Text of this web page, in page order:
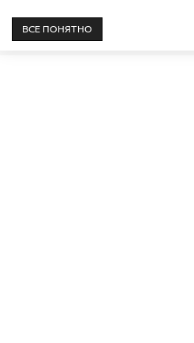
ВСЕ ПОНЯТНО
Поставщик автомобилей Nissan